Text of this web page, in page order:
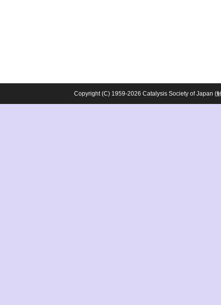
Copyright (C) 1959-2026 Catalysis Society of Japan (